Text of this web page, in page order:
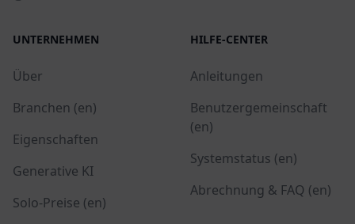
UNTERNEHMEN
Über
Branchen (en)
Eigenschaften
Generative KI
Solo-Preise (en)
HILFE-CENTER
Anleitungen
Benutzergemeinschaft
(en)
Systemstatus (en)
Abrechnung & FAQ (en)